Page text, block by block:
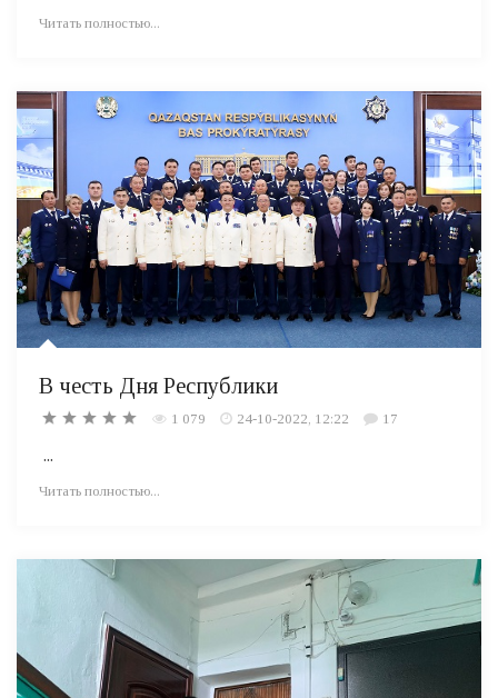
Читать полностью...
В честь Дня Республики
1 079 24-10-2022, 12:22 17
...
Читать полностью...